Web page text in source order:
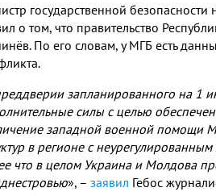
государственной
о том, что правительство
По его словам, у МГБ есть
запланированного на 1
силы с целью
западной военной помощи
в регионе с
что в целом Украина и Молдова
», – заявил Гебос